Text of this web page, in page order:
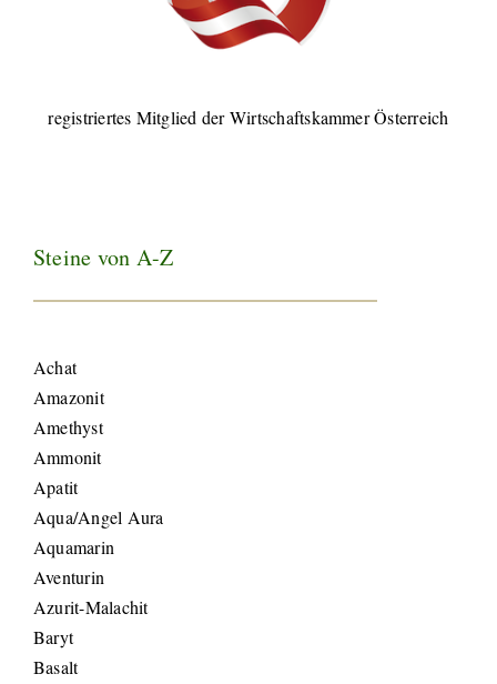
registriertes Mitglied der Wirtschaftskammer Österreich
Steine von A-Z
Achat
Amazonit
Amethyst
Ammonit
Apatit
Aqua/Angel Aura
Aquamarin
Aventurin
Azurit-Malachit
Baryt
Basalt